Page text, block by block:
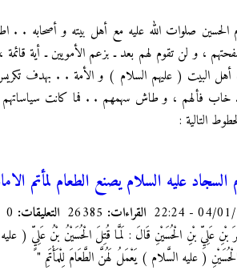
الحسين صلوات الله عليه مع أهل بيته و أصحابه
، و لن تقوم لهم بعد ـ بزعم الأمويين ـ أية
أهل البيت ( عليهم السلام ) و الأمة . . بهدف
فألهم ، و طاش سهمهم . . فما كانت سياساتهم
التالية :
السجاد عليه السلام يصنع الطعام لمأتم
04/01/ القراءات: التعليقات:
بْنِ عَلِيِّ بْنِ الْحُسَيْنِ قَالَ : لَمَّا قُتِلَ الْحُسَيْنُ بْنُ عَلِيٍّ (
( عليه السَّلام ) يَعْمَلُ لَهُنَّ الطَّعَامَ لِلْمَأْتَمِ "